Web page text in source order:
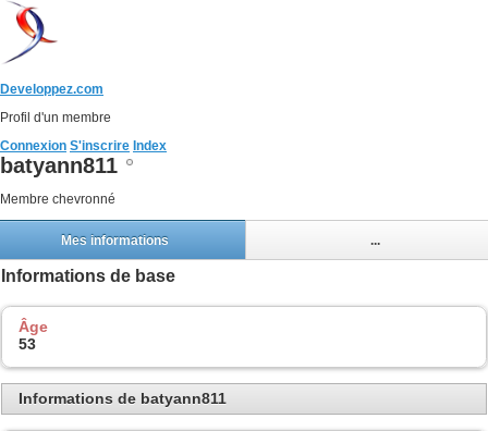
Developpez.com
Profil d'un membre
Connexion S'inscrire Index
batyann811
Membre chevronné
Mes informations ...
Informations de base
Âge
53
Informations de batyann811